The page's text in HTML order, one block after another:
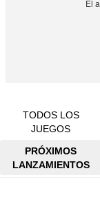
TODOS LOS
JUEGOS
PRÓXIMOS
LANZAMIENTOS